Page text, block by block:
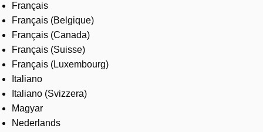
Français
Français (Belgique)
Français (Canada)
Français (Suisse)
Français (Luxembourg)
Italiano
Italiano (Svizzera)
Magyar
Nederlands